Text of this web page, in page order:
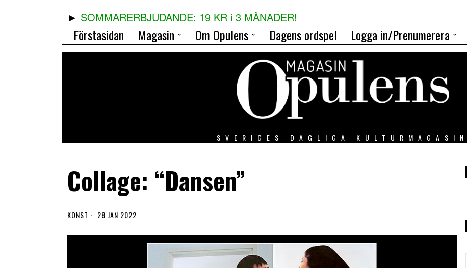
SOMMARERBJUDANDE: 19 KR i 3 MÅNADER!
Förstasidan Magasin Om Opulens Dagens ordspel Logga in/Prenumerera
SVERIGES DAGLIGA KULTURMAGASIN
Collage: “Dansen”
KONST 28 JAN 2022